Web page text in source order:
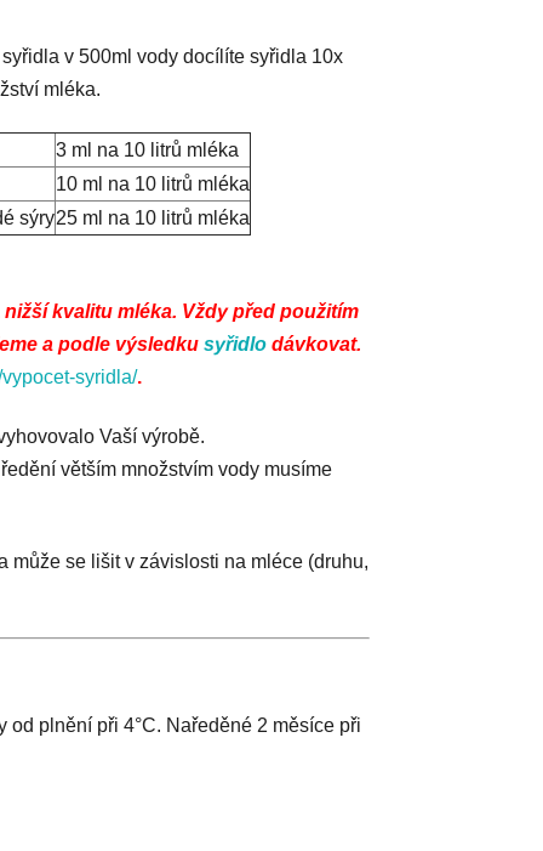
v 500ml vody docílíte syřidla 10x
mléka.
3 ml na 10 litrů mléka
10 ml na 10 litrů mléka
sýry25 ml na 10 litrů mléka
kvalitu mléka. Vždy před použitím
a podle výsledku syřidlo dávkovat.
syridla/.
Vaší výrobě.
větším množstvím vody musíme
může se lišit v závislosti na mléce (druhu,
od plnění při 4°C. Naředěné 2 měsíce při